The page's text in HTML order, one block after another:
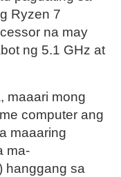
Ryzen 7
na may
ng 5.1 GHz at
maaari mong
computer ang
maaaring
ma-
hanggang sa